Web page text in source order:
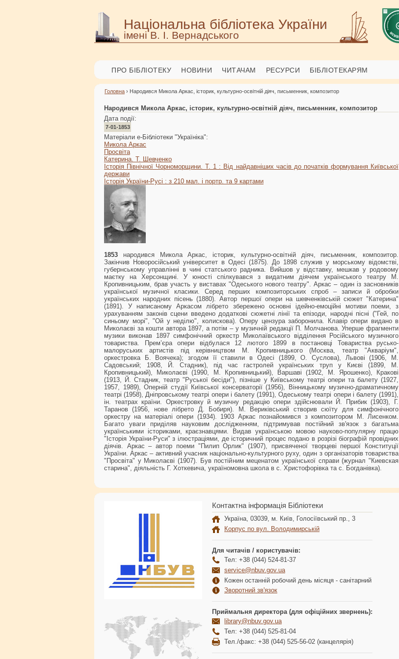
Національна бібліотека України
імені В. І. Вернадського
ПРО БІБЛІОТЕКУ НОВИНИ ЧИТАЧАМ РЕСУРСИ БІБЛІОТЕКАРЯМ
Головна › Народився Микола Аркас, історик, культурно-освітній діяч, письменник, композитор
Народився Микола Аркас, історик, культурно-освітній діяч, письменник, композитор
Дата події:
7-01-1853
Матеріали е-Бібліотеки "Україніка":
Микола Аркас
Просвіта
Катерина. Т. Шевченко
Історія Північної Чорноморщини. Т. 1 : Від найдавніших часів до початків формування Київської
держави
Історія України-Русі : з 210 мал. і портр. та 9 картами
1853 народився Микола Аркас, історик, культурно-освітній діяч, письменник, композитор.
Закінчив Новоросійський університет в Одесі (1875). До 1898 служив у морському відомстві,
губернському управлінні в чині статського радника. Вийшов у відставку, мешкав у родовому
маєтку на Херсонщині. У юності спілкувався з видатним діячем українського театру М.
Кропивницьким, брав участь у виставах "Одеського нового театру". Аркас – один із засновників
української музичної класики. Серед перших композиторських спроб – записи й обробки
українських народних пісень (1880). Автор першої опери на шевченківській сюжет "Катерина"
(1891). У написаному Аркасом лібрето збережено основні ідейно-емоційні мотиви поеми, з
урахуванням законів сцени введено додаткові сюжетні лінії та епізоди, народні пісні ("Гей, по
синьому морі", "Ой у неділю", колискова). Оперу цензура заборонила. Клавір опери видано в
Миколаєві за кошти автора 1897, а потім – у музичній редакції П. Молчанова. Уперше фрагменти
музики виконав 1897 симфонічний оркестр Миколаївського відділення Російського музичного
товариства. Прем’єра опери відбулася 12 лютого 1899 в постановці Товариства русько-
малоруських артистів під керівництвом М. Кропивницького (Москва, театр "Акваріум",
оркестровка Б. Воячека); згодом її ставили в Одесі (1899, О. Суслова), Львові (1906, М.
Садовський; 1908, Й. Стадник), під час гастролей українських труп у Києві (1899, М.
Кропивницький), Миколаєві (1990, М. Кропивницький), Варшаві (1902, М. Ярошенко), Кракові
(1913, Й. Стадник, театр "Руської бесіди"), пізніше у Київському театрі опери та балету (1927,
1957, 1989), Оперній студії Київської консерваторії (1956), Вінницькому музично-драматичному
театрі (1958), Дніпровському театрі опери і балету (1991), Одеському театрі опери і балету (1991),
ін. театрах країни. Оркестровку й музичну редакцію опери здійснювали Й. Прибик (1903), Г.
Таранов (1956, нове лібрето Д. Бобиря). М. Вериківський створив сюїту для симфонічного
оркестру на матеріалі опери (1934). 1903 Аркас познайомився з композитором М. Лисенком.
Багато уваги приділяв науковим дослідженням, підтримував постійний зв'язок з багатьма
українськими істориками, краєзнавцями. Видав українською мовою науково-популярну працю
"Історія України-Руси" з ілюстраціями, де історичний процес подано в розрізі біографій провідних
діячів. Аркас – автор поеми "Пилип Орлик" (1907), присвяченої творцеві першої Конституції
України. Аркас – активний учасник національно-культурного руху, один з організаторів товариства
"Просвіта" у Миколаєві (1907). Був постійним меценатом української справи (журнал "Киевская
старина", діяльність Г. Хоткевича, україномовна школа в с. Христофорівка та с. Богданівка).
Контактна інформація Бібліотеки
Україна, 03039, м. Київ, Голосіївський пр., 3
Корпус по вул. Володимирській
Для читачів / користувачів:
Тел: +38 (044) 524-81-37
service@nbuv.gov.ua
Кожен останній робочий день місяця - санітарний
Зворотний зв'язок
Приймальня директора (для офіційних звернень):
library@nbuv.gov.ua
Тел: +38 (044) 525-81-04
Тел./факс: +38 (044) 525-56-02 (канцелярія)